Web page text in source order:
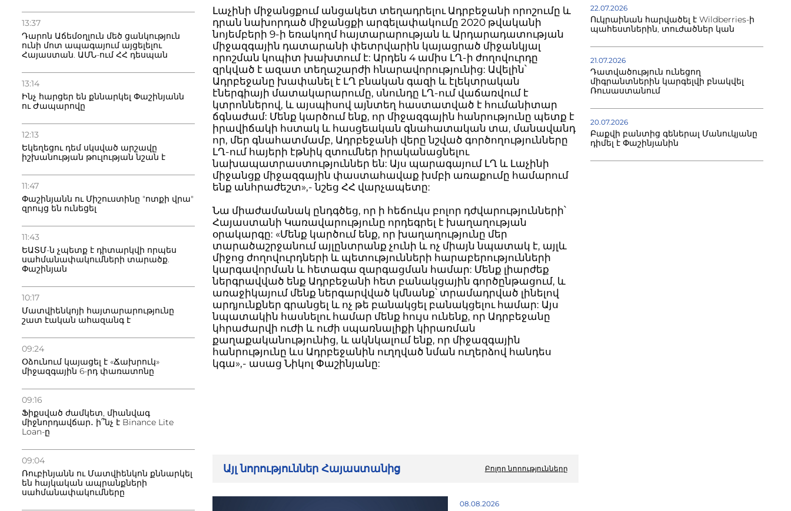
13:37
Դարոն Աճեմօղլուն մեծ ցանկություն
ունի մոտ ապագայում այցելելու
Հայաստան. ԱՄՆ-ում ՀՀ դեսպան
13:14
Ինչ հարցեր են քննարկել Փաշինյանն
ու Ժապարովը
12:13
Եկեղեցու դեմ սկսված արշավը
իշխանության թուլության նշան է
11:47
Փաշինյանն ու Միշուստինը "ոտքի վրա"
զրույց են ունեցել
11:43
ԵԱՏՄ-ն չպետք է դիտարկվի որպես
սահմանափակումների տարածք.
Փաշինյան
10:17
Մատվիենկոյի հայտարարությունը
շատ էական ահազանգ է
09:24
Օձունում կայացել է «Ճախրուկ»
միջազգային 6-րդ փառատոնը
09:16
Ֆիքսված ժամկետ, միանվագ
միջնորդավճար․ ի՞նչ է Binance Lite
Loan-ը
09:04
Ռուբինյանն ու Մատվիենկոն քննարկել
են հայկական ապրանքների
սահմանափակումները
Լաչինի միջանցքում անցակետ տեղադրելու Ադրբեջանի որոշումը և
դրան նախորդած միջանցքի արգելափակումը 2020 թվականի
նոյեմբերի 9-ի եռակողմ հայտարարության և Արդարադատության
միջազգային դատարանի փետրվարին կայացրած միջանկյալ
որոշման կոպիտ խախտում է: Արդեն 4 ամիս ԼՂ-ի ժողովուրդը
զրկված է ազատ տեղաշարժի հնարավորությունից: Ավելին՝
Ադրբեջանը խափանել է ԼՂ բնական գազի և էլեկտրական
էներգիայի մատակարարումը, սնունդը ԼՂ-ում վաճառվում է
կտրոններով, և այսպիսով այնտեղ հաստատված է հումանիտար
ճգնաժամ: Մենք կարծում ենք, որ միջազգային հանրությունը պետք է
իրավիճակի հստակ և հասցեական գնահատական տա, մանավանդ
որ, մեր գնահատմամբ, Ադրբեջանի վերը նշված գործողությունները
ԼՂ-ում հայերի էթնիկ զտումներ իրականացնելու
նախապատրաստություններ են: Այս պարագայում ԼՂ և Լաչինի
միջանցք միջազգային փաստահավաք խմբի առաքումը համարում
ենք անհրաժեշտ»,- նշեց ՀՀ վարչապետը:
Նա միաժամանակ ընդգծեց, որ ի հեճուկս բոլոր դժվարությունների՝
Հայաստանի Կառավարությունը որդեգրել է խաղաղության
օրակարգը: «Մենք կարծում ենք, որ խաղաղությունը մեր
տարածաշրջանում այլընտրանք չունի և ոչ միայն նպատակ է, այլև
միջոց ժողովուրդների և պետությունների հարաբերությունների
կարգավորման և հետագա զարգացման համար: Մենք լիարժեք
ներգրավված ենք Ադրբեջանի հետ բանակցային գործընթացում, և
առաջիկայում մենք ներգարվված կմնանք՝ տրամադրված լինելով
արդյունքներ գրանցել և ոչ թե բանակցել բանակցելու համար: Այս
նպատակին հասնելու համար մենք հույս ունենք, որ Ադրբեջանը
կհրաժարվի ուժի և ուժի սպառնալիքի կիրառման
քաղաքականությունից, և ակնկալում ենք, որ միջազգային
հանրությունը ևս Ադրբեջանին ուղղված նման ուղերձով հանդես
կգա»,- ասաց Նիկոլ Փաշինյանը:
Այլ նորություններ Հայաստանից Բոլոր նորությունները
08.08.2026
22.07.2026
Ուկրաինան հարվածել է Wildberries-ի
պահեստներին, տուժածներ կան
21.07.2026
Դատվածություն ունեցող
միգրանտներին կարգելվի բնակվել
Ռուսաստանում
20.07.2026
Բաքվի բանտից գեներալ Մանուկյանը
դիմել է Փաշինյանին